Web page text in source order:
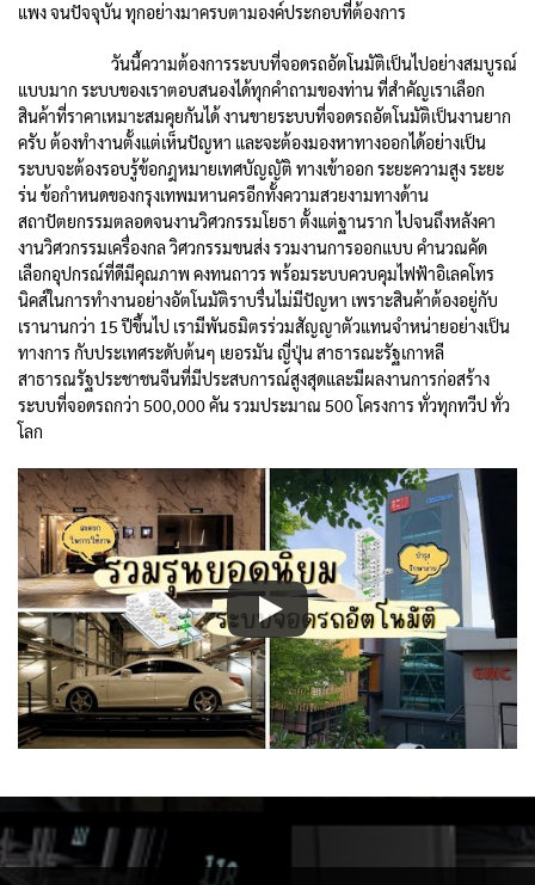
แพง จนปัจจุบัน ทุกอย่างมาครบตามองค์ประกอบที่ต้องการ
วันนี้ความต้องการระบบที่จอดรถอัตโนมัติเป็นไปอย่างสมบูรณ์
แบบมาก ระบบของเราตอบสนองได้ทุกคำถามของท่าน ที่สำคัญเราเลือก
สินค้าที่ราคาเหมาะสมคุยกันได้ งานขายระบบที่จอดรถอัตโนมัติเป็นงานยาก
ครับ ต้องทำงานตั้งแต่เห็นปัญหา และจะต้องมองหาทางออกได้อย่างเป็น
ระบบจะต้องรอบรู้ข้อกฎหมายเทศบัญญัติ ทางเข้าออก ระยะความสูง ระยะ
ร่น ข้อกำหนดของกรุงเทพมหานครอีกทั้งความสวยงามทางด้าน
สถาปัตยกรรมตลอดจนงานวิศวกรรมโยธา ตั้งแต่ฐานราก ไปจนถึงหลังคา
งานวิศวกรรมเครื่องกล วิศวกรรมขนส่ง รวมงานการออกแบบ คำนวณคัด
เลือกอุปกรณ์ที่ดีมีคุณภาพ คงทนถาวร พร้อมระบบควบคุมไฟฟ้าอิเลคโทร
นิคส์ในการทำงานอย่างอัตโนมัติราบรื่นไม่มีปัญหา เพราะสินค้าต้องอยู่กับ
เรานานกว่า 15 ปีขึ้นไป เรามีพันธมิตรร่วมสัญญาตัวแทนจำหน่ายอย่างเป็น
ทางการ กับประเทศระดับต้นๆ เยอรมัน ญี่ปุ่น สาธารณะรัฐเกาหลี
สาธารณรัฐประชาชนจีนที่มีประสบการณ์สูงสุดและมีผลงานการก่อสร้าง
ระบบที่จอดรถกว่า 500,000 คัน รวมประมาณ 500 โครงการ ทั่วทุกทวีป ทั่ว
โลก